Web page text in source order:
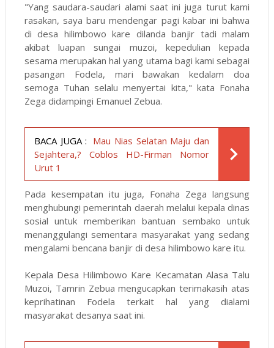
"Yang saudara-saudari alami saat ini juga turut kami
rasakan, saya baru mendengar pagi kabar ini bahwa
di desa hilimbowo kare dilanda banjir tadi malam
akibat luapan sungai muzoi, kepedulian kepada
sesama merupakan hal yang utama bagi kami sebagai
pasangan Fodela, mari bawakan kedalam doa
semoga Tuhan selalu menyertai kita," kata Fonaha
Zega didampingi Emanuel Zebua.
BACA JUGA : Mau Nias Selatan Maju dan
Sejahtera,? Coblos HD-Firman Nomor
Urut 1
Pada kesempatan itu juga, Fonaha Zega langsung
menghubungi pemerintah daerah melalui kepala dinas
sosial untuk memberikan bantuan sembako untuk
menanggulangi sementara masyarakat yang sedang
mengalami bencana banjir di desa hilimbowo kare itu.
Kepala Desa Hilimbowo Kare Kecamatan Alasa Talu
Muzoi, Tamrin Zebua mengucapkan terimakasih atas
keprihatinan Fodela terkait hal yang dialami
masyarakat desanya saat ini.